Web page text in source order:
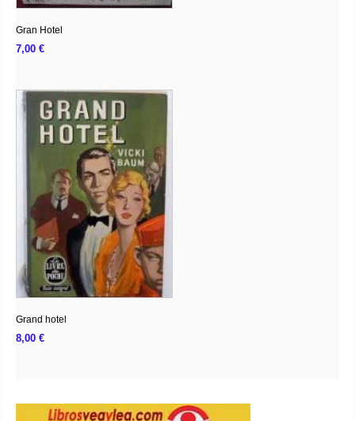
Gran Hotel
7,00 €
Grand hotel
8,00 €